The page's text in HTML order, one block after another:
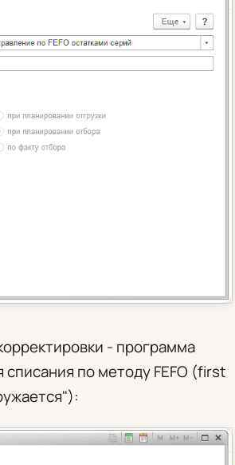
- программа
по методу FEFO (first